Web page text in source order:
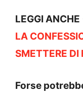
LEGGI ANCHE
LA
SMETTERE DI
Forse